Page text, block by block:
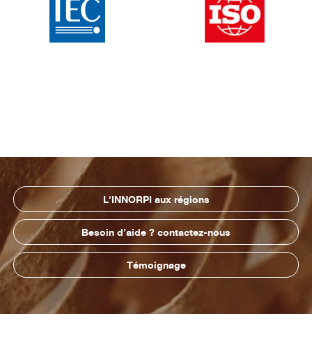
L'INNORPI aux régions
Besoin d’aide ? contactez-nous
Témoignage